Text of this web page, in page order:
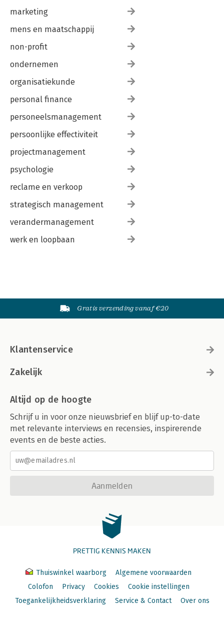
marketing
mens en maatschappij
non-profit
ondernemen
organisatiekunde
personal finance
personeelsmanagement
persoonlijke effectiviteit
projectmanagement
psychologie
reclame en verkoop
strategisch management
verandermanagement
werk en loopbaan
Gratis verzending vanaf €20
Klantenservice
Zakelijk
Altijd op de hoogte
Schrijf u in voor onze nieuwsbrief en blijf up-to-date
met relevante interviews en recensies, inspirerende
events en de beste acties.
Aanmelden
PRETTIG KENNIS MAKEN
Thuiswinkel waarborg
Algemene voorwaarden
Colofon
Privacy Cookies
Cookie instellingen
Toegankelijkheidsverklaring
Service & Contact Over ons